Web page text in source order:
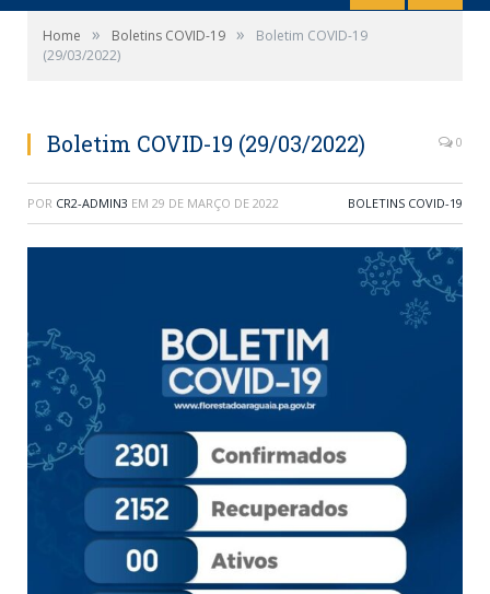
Home » Boletins COVID-19 »
Boletim COVID-19
(29/03/2022)
Boletim COVID-19 (29/03/2022) 0
POR CR2-ADMIN3 EM 29 DE MARÇO DE 2022 BOLETINS COVID-19